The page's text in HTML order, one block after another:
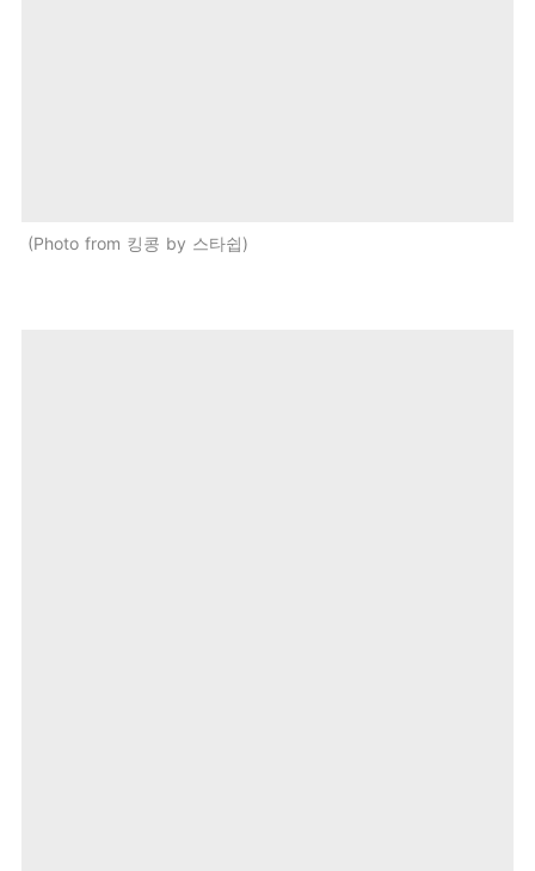
Photo from 킹콩 by 스타쉽